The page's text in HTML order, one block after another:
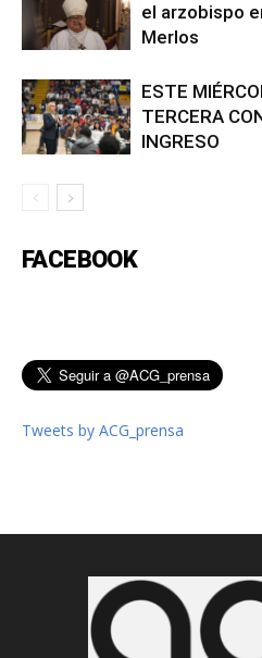
el arzobispo
Merlos
ESTE
TERCERA
INGRESO
FACEBOOK
Tweets by ACG_prensa